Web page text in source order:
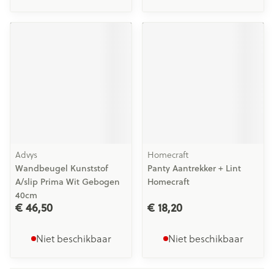
Advys
Wandbeugel Kunststof
A/slip Prima Wit Gebogen
40cm
€ 46,50
Niet beschikbaar
Homecraft
Panty Aantrekker + Lint
Homecraft
€ 18,20
Niet beschikbaar